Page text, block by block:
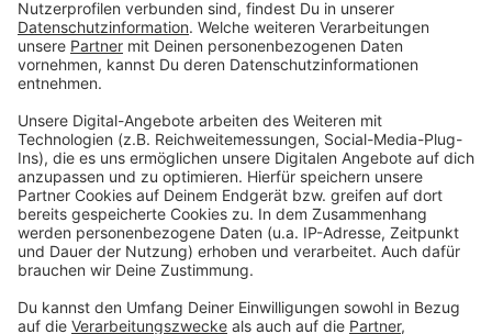
Akzeptieren
powered byUsercentrics Consent
Programmierung. Der digitale Ermittler John Major ist
daher die unberechenbare Testversion eines Cyber-
Cops. Das kann nicht gut gehen…
© Copyright: Sky Ticket
Major bringt seinen Partner durch seine
Programmierfehler immer wieder in brenzlige
Situationen.
Anzeige